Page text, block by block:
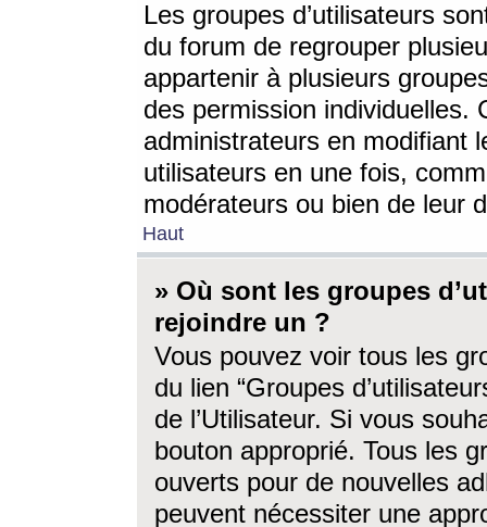
Les groupes d’utilisateurs
du forum de regrouper
appartenir à plusieurs
des permission individuelles.
administrateurs en modifiant
utilisateurs en une fois,
modérateurs ou bien de leur
Haut
» Où sont les groupes
rejoindre un ?
Vous pouvez voir tous les
du lien “Groupes
de l’Utilisateur. Si vous
bouton approprié. Tous les
ouverts pour de nouvelles
peuvent nécessiter une